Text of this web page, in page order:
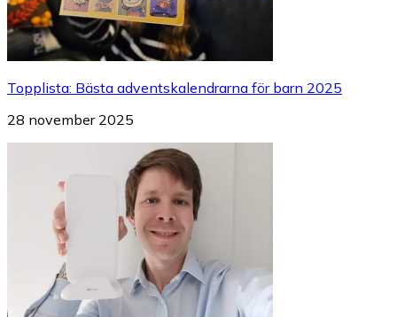
Topplista: Bästa adventskalendrarna för barn 2025
28 november 2025